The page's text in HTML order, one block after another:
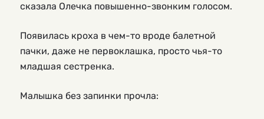
сказала Олечка повышенно-звонким голосом.
Появилась кроха в чем-то вроде балетной
пачки, даже не первоклашка, просто чья-то
младшая сестренка.
Малышка без запинки прочла: